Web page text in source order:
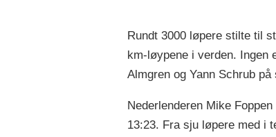
Rundt 3000 løpere stilte til
km-løypene i verden. Ingen
Almgren og Yann Schrub
Nederlenderen Mike
13:23. Fra sju løpere med i